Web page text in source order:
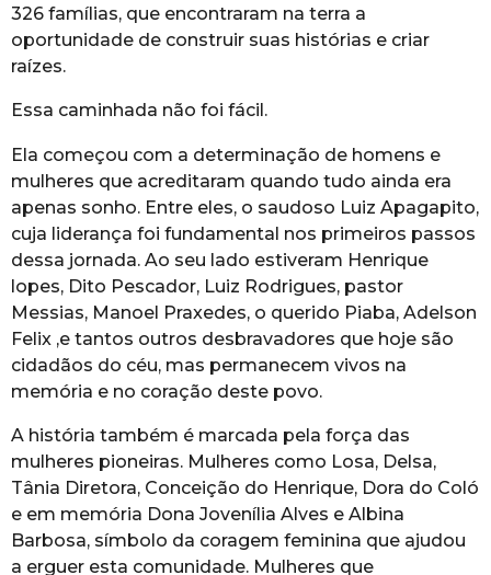
326 famílias, que encontraram na terra a
oportunidade de construir suas histórias e criar
raízes.
Essa caminhada não foi fácil.
Ela começou com a determinação de homens e
mulheres que acreditaram quando tudo ainda era
apenas sonho. Entre eles, o saudoso Luiz Apagapito,
cuja liderança foi fundamental nos primeiros passos
dessa jornada. Ao seu lado estiveram Henrique
lopes, Dito Pescador, Luiz Rodrigues, pastor
Messias, Manoel Praxedes, o querido Piaba, Adelson
Felix ,e tantos outros desbravadores que hoje são
cidadãos do céu, mas permanecem vivos na
memória e no coração deste povo.
A história também é marcada pela força das
mulheres pioneiras. Mulheres como Losa, Delsa,
Tânia Diretora, Conceição do Henrique, Dora do Coló
e em memória Dona Jovenília Alves e Albina
Barbosa, símbolo da coragem feminina que ajudou
a erguer esta comunidade. Mulheres que